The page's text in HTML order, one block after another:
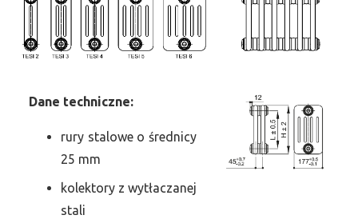
Dane techniczne:
rury stalowe o średnicy
25 mm
kolektory z wytłaczanej
stali